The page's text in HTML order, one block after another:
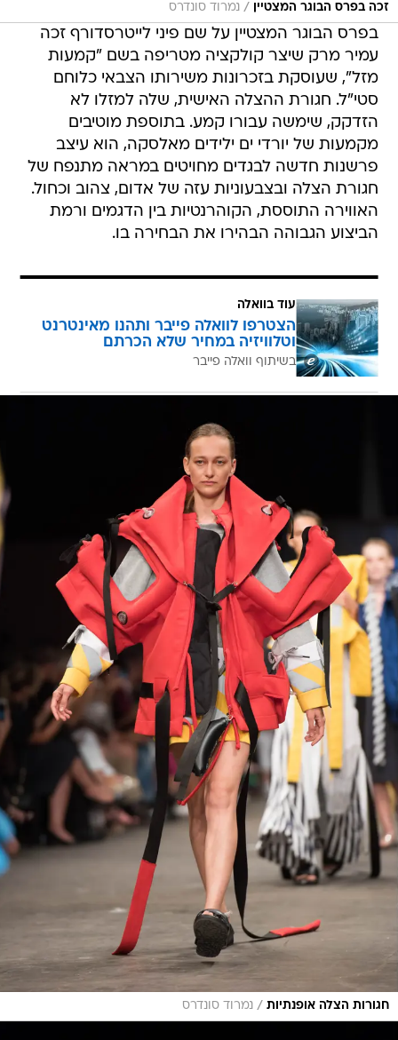
זכה בפרס הבוגר המצטיין / נמרוד סונדרס
בפרס הבוגר המצטיין על שם פיני לייטרסדורף זכה
עמיר מרק שיצר קולקציה מטריפה בשם "קמעות
מזל", שעוסקת בזכרונות משירותו הצבאי כלוחם
סטי"ל. חגורת ההצלה האישית, שלה למזלו לא
הזדקק, שימשה עבורו קמע. בתוספת מוטיבים
מקמעות של יורדי ים ילידים מאלסקה, הוא עיצב
פרשנות חדשה לבגדים מחויטים במראה מתנפח של
חגורת הצלה ובצבעוניות עזה של אדום, צהוב וכחול.
האווירה התוססת, הקוהרנטיות בין הדגמים ורמת
הביצוע הגבוהה הבהירו את הבחירה בו.
עוד בוואלה
הצטרפו לוואלה פייבר ותהנו מאינטרנט
וטלוויזיה במחיר שלא הכרתם
בשיתוף וואלה פייבר
חגורות הצלה אופנתיות / נמרוד סונדרס